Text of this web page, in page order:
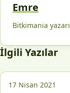
Emre
Bitkimania yazarı
İlgili Yazılar
17 Nisan 2021